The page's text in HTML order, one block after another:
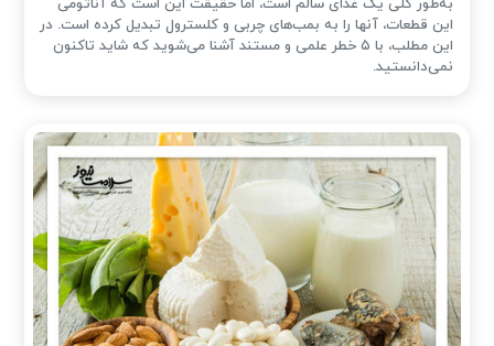
به‌طور کلی یک غذای سالم است، اما حقیقت این است که آناتومی
این قطعات، آنها را به بمب‌های چربی و کلسترول تبدیل کرده است. در
این مطلب، با ۵ خطر علمی و مستند آشنا می‌شوید که شاید تاکنون
نمی‌دانستید.